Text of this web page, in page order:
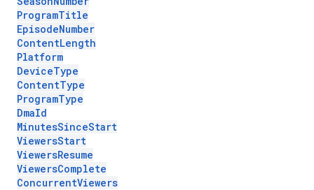
ProgramTitle
EpisodeNumber
ContentLength
Platform
DeviceType
ContentType
ProgramType
DmaId
MinutesSinceStart
ViewersStart
ViewersResume
ViewersComplete
ConcurrentViewers